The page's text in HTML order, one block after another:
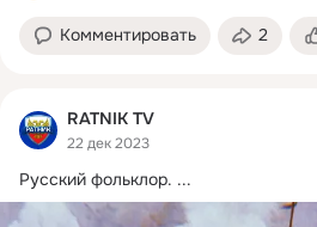
Комментировать 2
RATNIK TV
22 дек 2023
Русский фольклор. ...